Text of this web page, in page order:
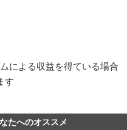
による収益を得ている場合
す
たへのオススメ